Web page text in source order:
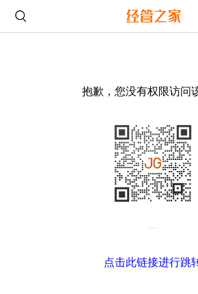
抱歉，您没有权限访问
点击此链接进行跳